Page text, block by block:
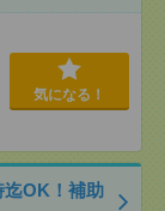
気になる！
迄OK！補助